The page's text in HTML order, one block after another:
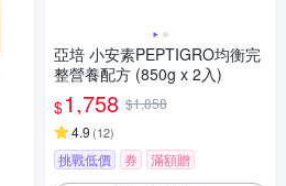
亞培 小安素PEPTIGRO均衡完
整營養配方 (850g x 2入)
$1,758 $1,858
4.9 (12)
挑戰低價 券 滿額贈